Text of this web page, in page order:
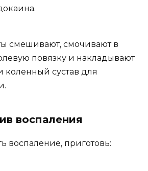
смешивают, смочивают в
повязку и накладывают
коленный сустав для
воспаления
воспаление, приготовь: